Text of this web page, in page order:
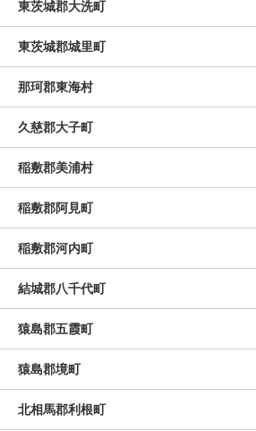
東茨城郡大洗町
東茨城郡城里町
那珂郡東海村
久慈郡大子町
稲敷郡美浦村
稲敷郡阿見町
稲敷郡河内町
結城郡八千代町
猿島郡五霞町
猿島郡境町
北相馬郡利根町